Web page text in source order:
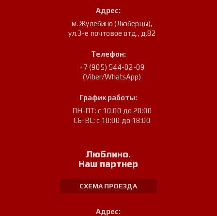
Адрес:
м. Жулебино (Люберцы),
ул.3-е почтовое отд., д.82
Телефон:
+7 (905) 544-02-09
(Viber/WhatsApp)
График работы:
ПН-ПТ: с 10:00 до 20:00
СБ-ВС: с 10:00 до 18:00
Люблино.
Наш партнер
СХЕМА ПРОЕЗДА
Адрес: